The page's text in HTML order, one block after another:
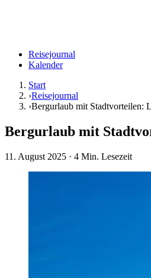
Reisejournal
Kalender
Start
›Reisejournal
›Bergurlaub mit Stadtvorteilen:
Bergurlaub mit
11. August 2025 · 4 Min. Lesezeit